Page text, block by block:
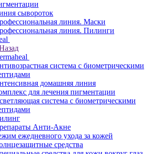
сывороток
линия. Маски
линия. Пилинги
система с биометрическими
домашняя линия
для лечения пигментации
система с биометрическими
Анти-Акне
ежедневного ухода за кожей
средства